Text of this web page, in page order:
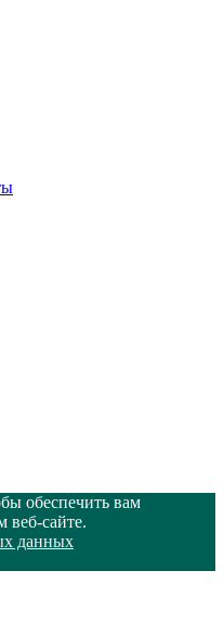
обеспечить вам
сайте.
данных